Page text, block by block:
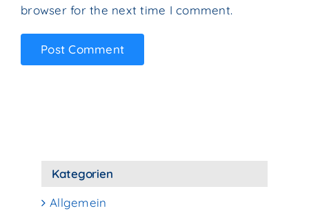
browser for the next time I comment.
Kategorien
Allgemein